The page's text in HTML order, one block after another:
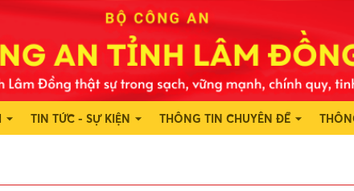
TIN TỨC - SỰ KIỆN THÔNG TIN CHUYÊN ĐỀ